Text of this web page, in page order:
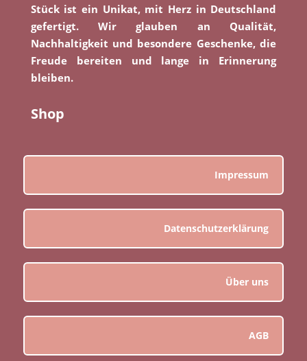
Stück ist ein Unikat, mit Herz in Deutschland
gefertigt. Wir glauben an Qualität,
Nachhaltigkeit und besondere Geschenke, die
Freude bereiten und lange in Erinnerung
bleiben.
Shop
Impressum
Datenschutzerklärung
Über uns
AGB